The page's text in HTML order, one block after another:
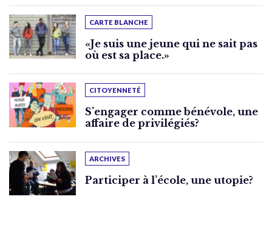
CARTE BLANCHE
«Je suis une jeune qui ne sait pas
où est sa place.»
CITOYENNETÉ
S’engager comme bénévole, une
affaire de privilégiés?
ARCHIVES
Participer à l’école, une utopie?